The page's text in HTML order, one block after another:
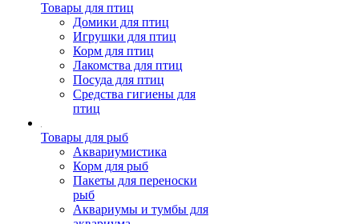
Товары для птиц
Домики для птиц
Игрушки для птиц
Корм для птиц
Лакомства для птиц
Посуда для птиц
Средства гигиены для
птиц
Товары для рыб
Аквариумистика
Корм для рыб
Пакеты для переноски
рыб
Аквариумы и тумбы для